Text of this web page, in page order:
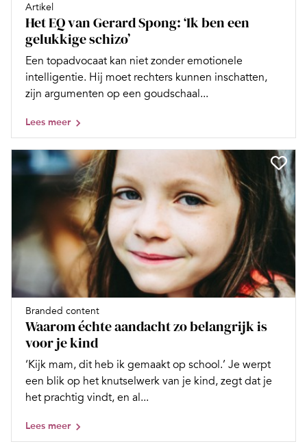
Artikel
Het EQ van Gerard Spong: ‘Ik ben een
gelukkige schizo’
Een topadvocaat kan niet zonder emotionele
intelligentie. Hij moet rechters kunnen inschatten,
zijn argumenten op een goudschaal...
Lees meer
Branded content
Waarom échte aandacht zo belangrijk is
voor je kind
‘Kijk mam, dit heb ik gemaakt op school.’ Je werpt
een blik op het knutselwerk van je kind, zegt dat je
het prachtig vindt, en al...
Lees meer